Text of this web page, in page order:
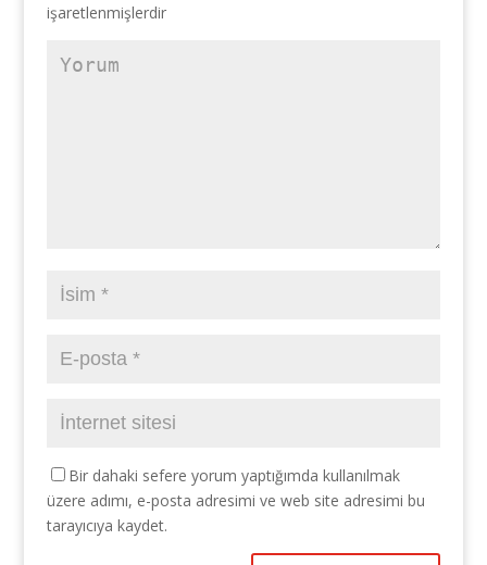
işaretlenmişlerdir
Bir dahaki sefere yorum yaptığımda kullanılmak
üzere adımı, e-posta adresimi ve web site adresimi bu
tarayıcıya kaydet.